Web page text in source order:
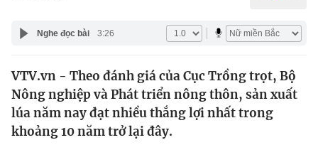
Pháp luật
Thế giới
Tin tức
Công nghệ
Nghe đọc bài 3:26
VTV.vn - Theo đánh giá của Cục Trồng trọt, Bộ
Nông nghiệp và Phát triển nông thôn, sản xuất
lúa năm nay đạt nhiều thắng lợi nhất trong
khoảng 10 năm trở lại đây.